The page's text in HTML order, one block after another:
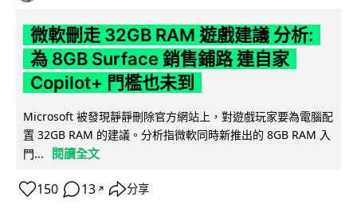
微軟刪走 32GB RAM 遊戲建議 分析:
為 8GB Surface 銷售鋪路 連自家
Copilot+ 門檻也未到
Microsoft 被發現靜靜刪除官方網站上，對遊戲玩家要為電腦配
置 32GB RAM 的建議。分析指微軟同時新推出的 8GB RAM 入
門...
閱讀全文
150 13 ↗ 分享